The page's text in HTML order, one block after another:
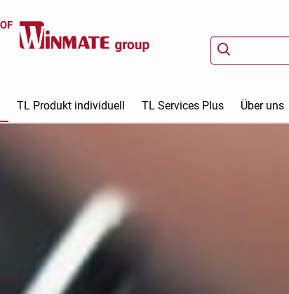
TL Produkt individuell TL Services Plus Über uns